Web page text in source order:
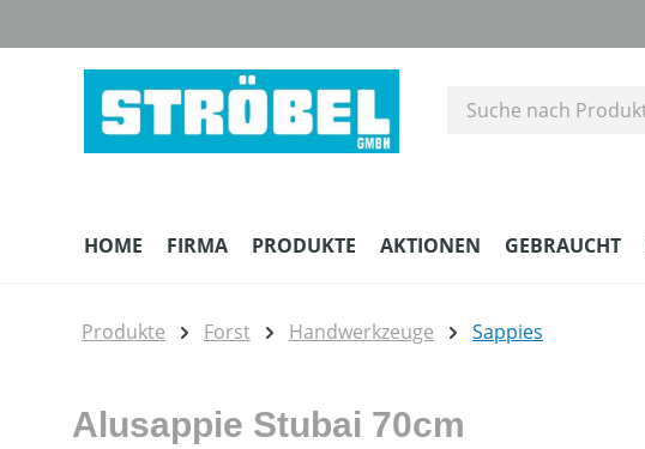
HOME FIRMA PRODUKTE AKTIONEN GEBRAUCHT
Produkte Forst Handwerkzeuge Sappies
Alusappie Stubai 70cm